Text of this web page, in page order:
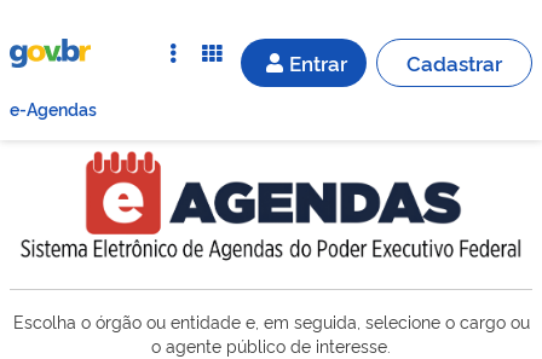
Entrar Cadastrar
e-Agendas
Escolha o órgão ou entidade e, em seguida, selecione o cargo ou
o agente público de interesse.